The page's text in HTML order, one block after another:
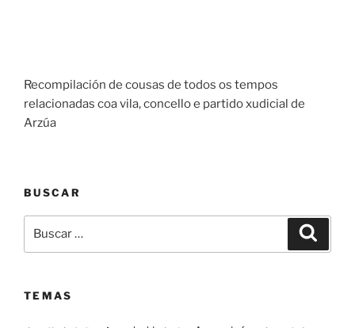
Recompilación de cousas de todos os tempos
relacionadas coa vila, concello e partido xudicial de
Arzúa
BUSCAR
TEMAS